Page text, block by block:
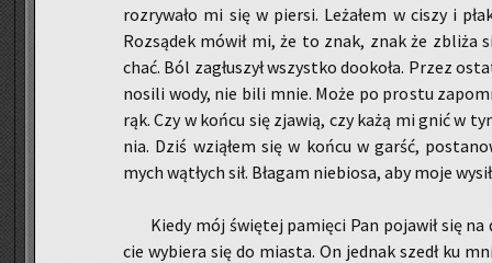
roz­ry­wa­ło mi się w pier­si. Le­ża­łem w ciszy i
Roz­są­dek mówił mi, że to znak, znak że zbli­ża
chać. Ból za­głu­szył wszyst­ko do­oko­ła. Przez
no­si­li wody, nie bili mnie. Może po pro­stu
rąk. Czy w końcu się zja­wią, czy każą mi gnić w
nia. Dziś wzią­łem się w końcu w garść,
mych wą­tłych sił. Bła­gam nie­bio­sa, aby moje
Kiedy mój świę­tej pa­mię­ci Pan po­ja­wił się
cie wy­bie­ra się do mia­sta. On jed­nak szedł ku